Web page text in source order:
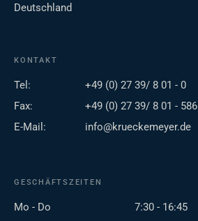
Deutschland
KONTAKT
Tel:
+49 (0) 27 39/ 8 01 - 0
Fax:
+49 (0) 27 39/ 8 01 - 586
E-Mail:
info@krueckemeyer.de
GESCHÄFTSZEITEN
Mo - Do
7:30 - 16:45